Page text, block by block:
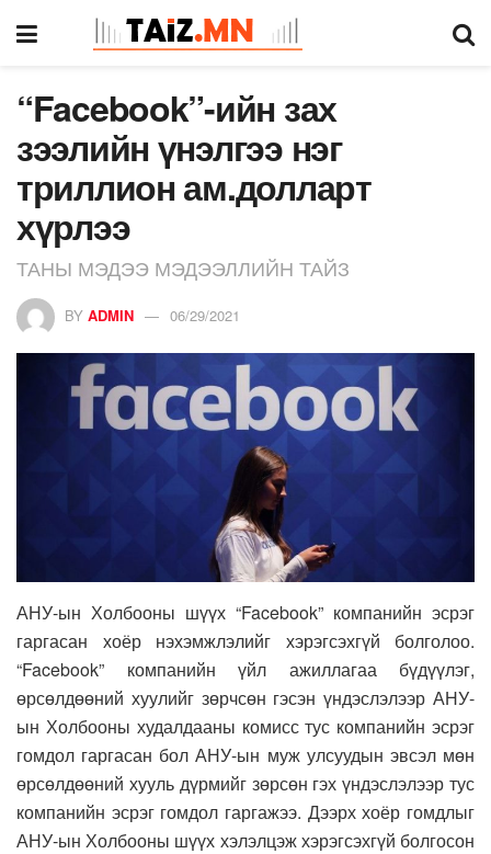
“Facebook”-ийн зах
зээлийн үнэлгээ нэг
триллион ам.долларт
хүрлээ
ТАНЫ МЭДЭЭ МЭДЭЭЛЛИЙН ТАЙЗ
BY ADMIN 06/29/2021
АНУ-ын Холбооны шүүх “Facebook” компанийн эсрэг
гаргасан хоёр нэхэмжлэлийг хэрэгсэхгүй болголоо.
“Facebook” компанийн үйл ажиллагаа бүдүүлэг,
өрсөлдөөний хуулийг зөрчсөн гэсэн үндэслэлээр АНУ-
ын Холбооны худалдааны комисс тус компанийн эсрэг
гомдол гаргасан бол АНУ-ын муж улсуудын эвсэл мөн
өрсөлдөөний хууль дүрмийг зөрсөн гэх үндэслэлээр тус
компанийн эсрэг гомдол гаргажээ. Дээрх хоёр гомдлыг
АНУ-ын Холбооны шүүх хэлэлцэж хэрэгсэхгүй болгосон